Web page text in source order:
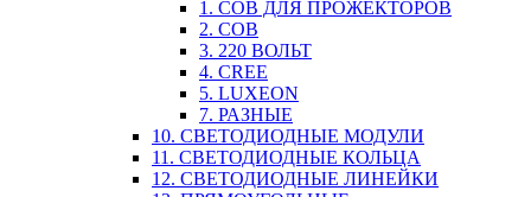
1. COB ДЛЯ ПРОЖЕКТОРОВ
2. COB
3. 220 ВОЛЬТ
4. CREE
5. LUXEON
7. РАЗНЫЕ
10. СВЕТОДИОДНЫЕ МОДУЛИ
11. СВЕТОДИОДНЫЕ КОЛЬЦА
12. СВЕТОДИОДНЫЕ ЛИНЕЙКИ